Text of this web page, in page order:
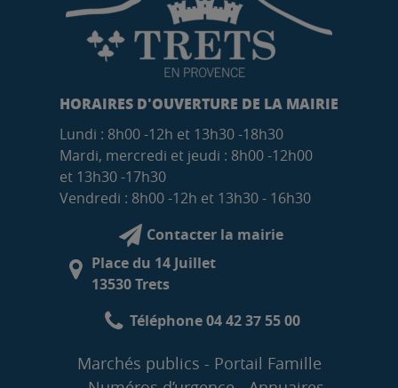
HORAIRES D'OUVERTURE DE LA MAIRIE
Lundi : 8h00 -12h et 13h30 -18h30
Mardi, mercredi et jeudi : 8h00 -12h00
et 13h30 -17h30
Vendredi : 8h00 -12h et 13h30 - 16h30
Contacter la mairie
Place du 14 Juillet
13530 Trets
Téléphone 04 42 37 55 00
Marchés publics
Portail Famille